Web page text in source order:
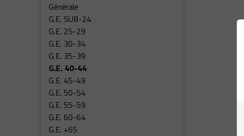
Générale
G.E. SUB-24
G.E. 25-29
G.E. 30-34
G.E. 35-39
G.E. 40-44
G.E. 45-49
G.E. 50-54
G.E. 55-59
G.E. 60-64
G.E. +65